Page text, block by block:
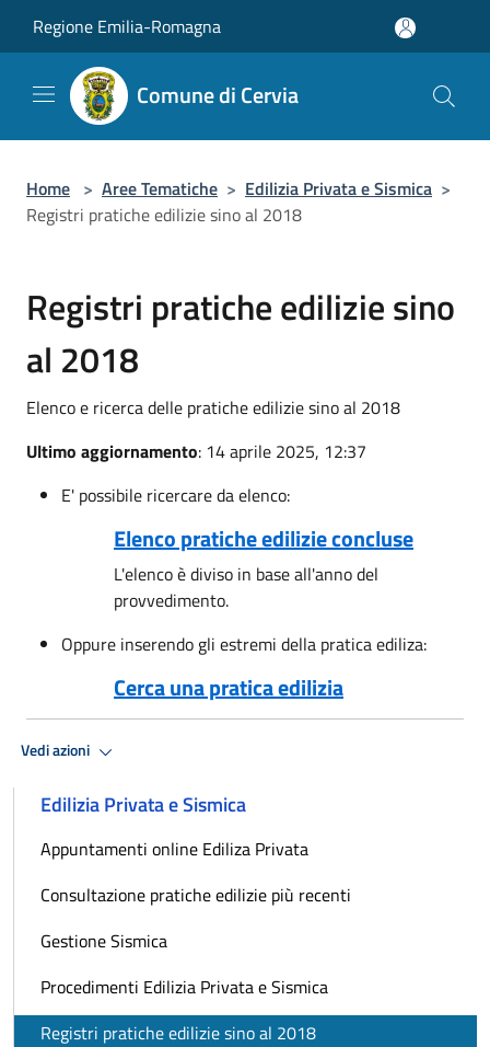
Regione Emilia-Romagna
Comune di Cervia
Home > Aree Tematiche > Edilizia Privata e Sismica >
Registri pratiche edilizie sino al 2018
Registri pratiche edilizie sino
al 2018
Elenco e ricerca delle pratiche edilizie sino al 2018
Ultimo aggiornamento: 14 aprile 2025, 12:37
E' possibile ricercare da elenco:
Elenco pratiche edilizie concluse
L'elenco è diviso in base all'anno del
provvedimento.
Oppure inserendo gli estremi della pratica ediliza:
Cerca una pratica edilizia
Vedi azioni
Edilizia Privata e Sismica
Appuntamenti online Ediliza Privata
Consultazione pratiche edilizie più recenti
Gestione Sismica
Procedimenti Edilizia Privata e Sismica
Registri pratiche edilizie sino al 2018